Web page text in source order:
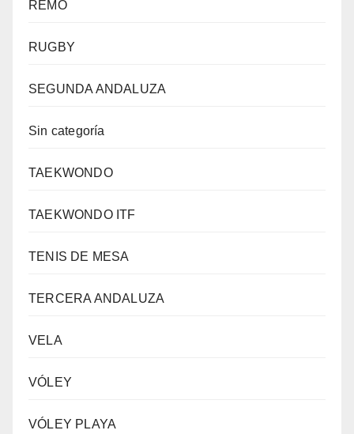
REMO
RUGBY
SEGUNDA ANDALUZA
Sin categoría
TAEKWONDO
TAEKWONDO ITF
TENIS DE MESA
TERCERA ANDALUZA
VELA
VÓLEY
VÓLEY PLAYA